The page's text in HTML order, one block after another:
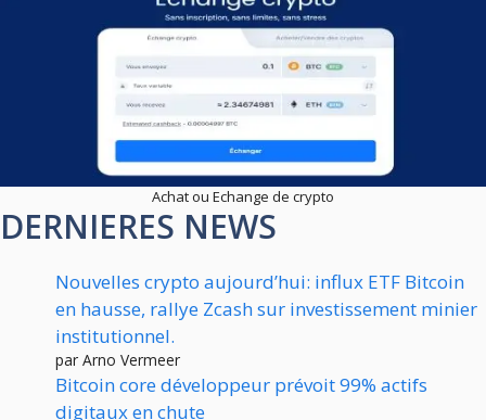
Achat ou Echange de crypto
DERNIERES NEWS
Nouvelles crypto aujourd’hui: influx ETF Bitcoin
en hausse, rallye Zcash sur investissement minier
institutionnel.
par Arno Vermeer
Bitcoin core développeur prévoit 99% actifs
digitaux en chute